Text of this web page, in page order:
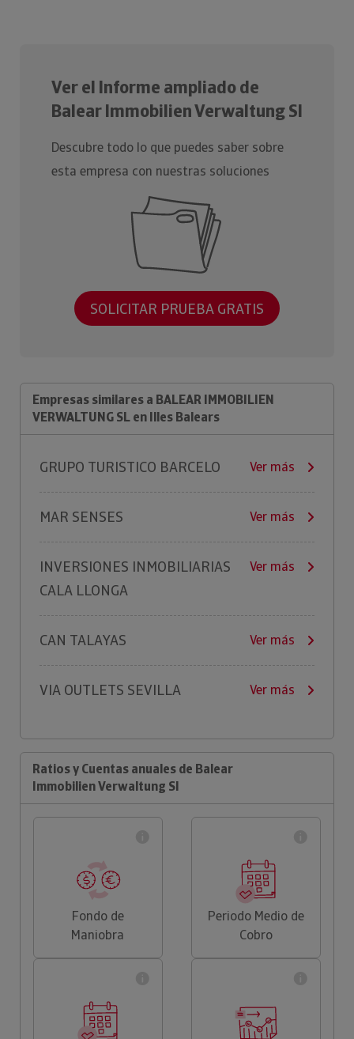
Ver el Informe ampliado de
Balear Immobilien Verwaltung Sl
Descubre todo lo que puedes saber sobre
esta empresa con nuestras soluciones
SOLICITAR PRUEBA GRATIS
Empresas similares a BALEAR IMMOBILIEN
VERWALTUNG SL en Illes Balears
GRUPO TURISTICO BARCELO Ver más
MAR SENSES Ver más
INVERSIONES INMOBILIARIAS
CALA LLONGA
Ver más
CAN TALAYAS Ver más
VIA OUTLETS SEVILLA Ver más
Ratios y Cuentas anuales de Balear
Immobilien Verwaltung Sl
Fondo de
Maniobra
Periodo Medio de
Cobro